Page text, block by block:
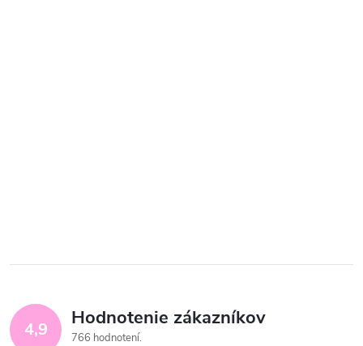
4,9 Hodnotenie zákazníkov
766 hodnotení